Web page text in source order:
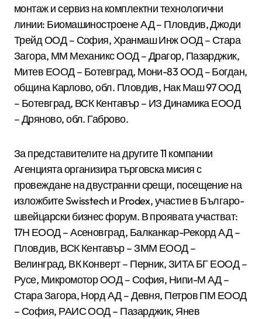
монтаж и сервиз на комплектни технологични
линии: Биомашиностроене АД – Пловдив, Джоди
Трейд ООД – София, Хранмаш Инж ООД – Стара
Загора, ММ Механикс ООД – Драгор, Пазарджик,
Митев ЕООД – Ботевград, Мони-83 ООД – Богдан,
община Карлово, обл. Пловдив, Нак Маш 97 ООД
– Ботевград, ВСК Кентавър – ИЗ Динамика ЕООД
– Дряново, обл. Габрово.
За представителите на другите 11 компании
Агенцията организира търговска мисия с
провеждане на двустранни срещи, посещение на
изложбите Swisstech и Prodex, участие в Българо-
швейцарски бизнес форум. В проявата участват:
17Н ЕООД – Асеновград, Балканкар-Рекорд АД –
Пловдив, ВСК Кентавър – ЗММ ЕООД –
Велинград, ВК Конверт – Перник, ЗИТА БГ ЕООД –
Русе, Микромотор ООД – София, Нипи-М АД –
Стара Загора, Норд АД – Девня, Петров ПМ ЕООД
– София, РАИС ООД – Пазарджик, Янев